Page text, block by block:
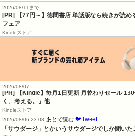
2026/08/11まで
[PR] 【77円～】徳間書店 単話版なら続きが読め
フェア
Kindleストア
2026/08/07
[PR]
【Kindle】毎月1日更新 月替わりセール
く、考える。』他
Kindleストア
2026/08/06 23:03
あとで読む 🐦Tweet
「サウダージ」とかいうサウダージでしか聞い